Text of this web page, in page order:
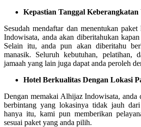
Kepastian Tanggal Keberangkatan
Sesudah mendaftar dan menentukan
Indowisata, anda akan diberitahukan
Selain itu, anda pun akan diberitahu
manasik. Seluruh kebutuhan, pelatihan,
jamaah yang lain juga dapat anda peroleh
Hotel Berkualitas Dengan Lokasi
Dengan memakai Alhijaz Indowisata, anda
berbintang yang lokasinya tidak jauh
hanya itu, kami pun memberikan
sesuai paket yang anda pilih.